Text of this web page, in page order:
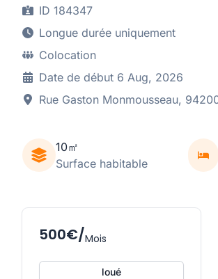
ID 184347
Longue durée uniquement
Colocation
Date de début 6 Aug, 2026
Rue Gaston Monmousseau,
10㎡
Surface habitable
500€/Mois
loué